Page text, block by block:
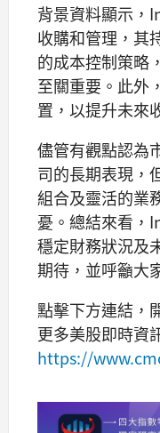
背景資料顯示，
收購和管理，其
的成本控制策略
至關重要。此外
置，以提升未來
儘管有觀點認為
司的長期表現，
組合及靈活的業
憂。總結來看，
穩定財務狀況及
期待，並呼籲大
點擊下方連結，
更多美股即時資
https://